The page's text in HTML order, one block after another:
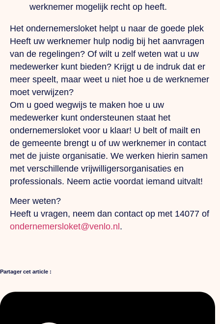
werknemer mogelijk recht op heeft.
Het ondernemersloket helpt u naar de goede plek
Heeft uw werknemer hulp nodig bij het aanvragen
van de regelingen? Of wilt u zelf weten wat u uw
medewerker kunt bieden? Krijgt u de indruk dat er
meer speelt, maar weet u niet hoe u de werknemer
moet verwijzen?
Om u goed wegwijs te maken hoe u uw
medewerker kunt ondersteunen staat het
ondernemersloket voor u klaar! U belt of mailt en
de gemeente brengt u of uw werknemer in contact
met de juiste organisatie. We werken hierin samen
met verschillende vrijwilligersorganisaties en
professionals. Neem actie voordat iemand uitvalt!
Meer weten?
Heeft u vragen, neem dan contact op met 14077 of
ondernemersloket@venlo.nl .
Partager cet article :